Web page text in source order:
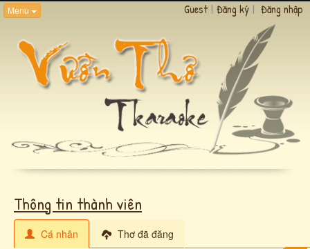
Menu Guest | Đăng ký | Đăng nhập
Thông tin thành viên
Cá nhân Thơ đã đăng